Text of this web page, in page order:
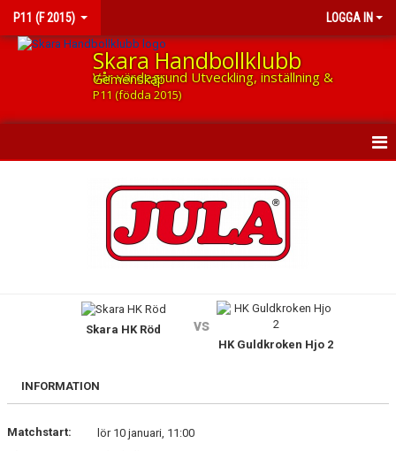
P11 (F 2015) LOGGA IN
Skara Handbollklubb
Vår värdegrund Utveckling, inställning & Gemenskap
P11 (födda 2015)
DOKUMENT
Skara HK Röd vs
HK Guldkroken Hjo 2
INFORMATION
Matchstart:
lör 10 januari, 11:00